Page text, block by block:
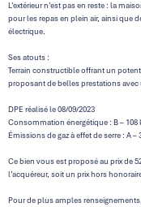
L’extérieur n’est pas en reste : la
pour les repas en plein air, ainsi que
électrique.
Ses atouts :
Terrain constructible offrant un
proposant de belles prestations
DPE réalisé le 08/09/2023
Consommation énergétique : B – 108
Émissions de gaz à effet de serre : A –
Ce bien vous est proposé au prix de
l’acquéreur, soit un prix hors
Pour de plus amples